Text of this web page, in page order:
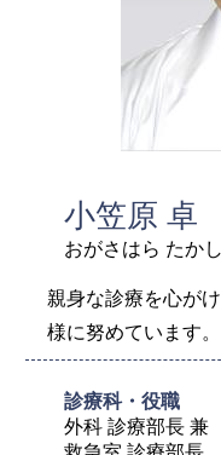
小笠原 卓
おがさはら たかし
親身な診療を心が
様に努めています。
診療科・役職
外科 診療部長 兼